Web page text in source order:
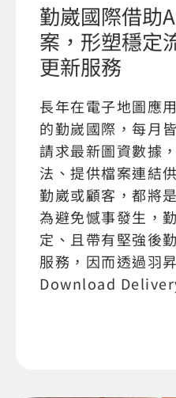
勤崴國際借助
案，形塑穩定
更新服務
長年在電子地圖應
的勤嵗國際，每月
請求最新圖資數據
法、提供檔案連結
勤崴或顧客，都將
為避免憾事發生，
定、且帶有堅強後
服務，因而透過羽
Download